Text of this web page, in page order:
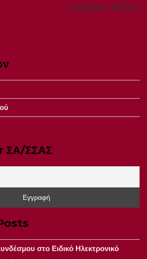
post:
σακχάρου αίματος
ΣΑ/ΣΣΑΣ
στο Ειδικό Ηλεκτρονικό